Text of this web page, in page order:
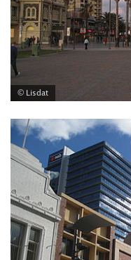
© Lisdat